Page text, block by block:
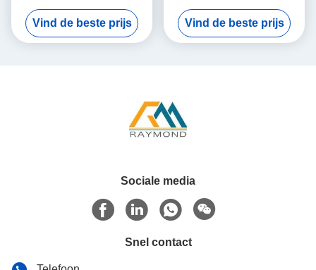
structureel U-kanaal
Vind de beste prijs
S275JR Structurele staal
met U-kanaal
Vind de beste prijs
Sociale media
Snel contact